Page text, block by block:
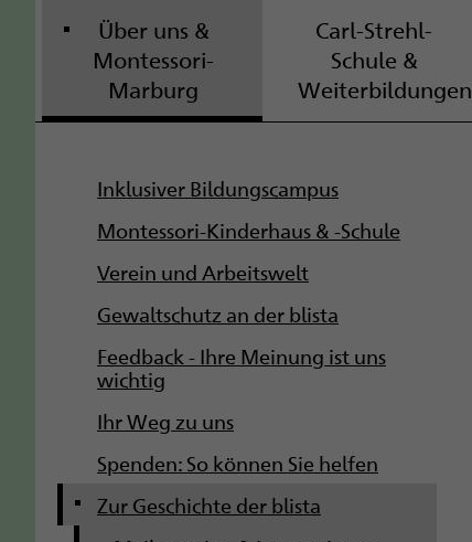
Über uns &
Montessori-
Marburg
Carl-Strehl-
Schule &
Weiterbildungen
g
Inklusiver Bildungscampus
Montessori-Kinderhaus & -Schule
Verein und Arbeitswelt
Gewaltschutz an der blista
Feedback - Ihre Meinung ist uns
wichtig
Ihr Weg zu uns
Spenden: So können Sie helfen
Zur Geschichte der blista